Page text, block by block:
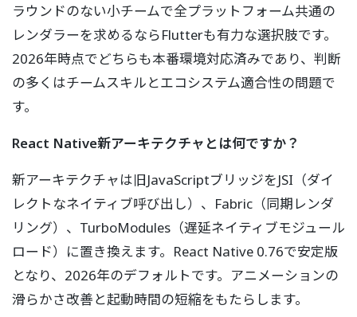
ラウンドのない小チームで全プラットフォーム共通の
レンダラーを求めるならFlutterも有力な選択肢です。
2026年時点でどちらも本番環境対応済みであり、判断
の多くはチームスキルとエコシステム適合性の問題で
す。
React Native新アーキテクチャとは何ですか？
新アーキテクチャは旧JavaScriptブリッジをJSI（ダイ
レクトなネイティブ呼び出し）、Fabric（同期レンダ
リング）、TurboModules（遅延ネイティブモジュール
ロード）に置き換えます。React Native 0.76で安定版
となり、2026年のデフォルトです。アニメーションの
滑らかさ改善と起動時間の短縮をもたらします。